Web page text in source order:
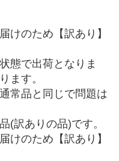
けのため【訳あり】
態で出荷となりま
ます。
常品と同じで問題は
(訳ありの品)です。
けのため【訳あり】